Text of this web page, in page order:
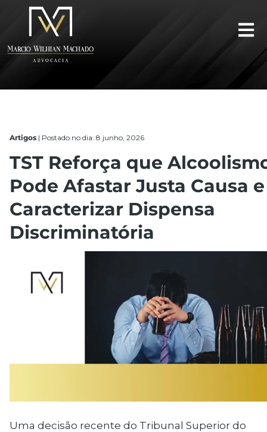
Artigos| Postado no dia: 8 junho, 2026
TST Reforça que
Pode Afastar Justa Causa e
Caracterizar Dispensa
Discriminatória
Uma decisão recente do Tribunal Superior do